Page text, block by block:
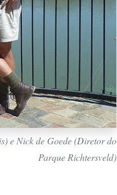
e Nick de Goede (Diretor do
Parque Richtersveld)